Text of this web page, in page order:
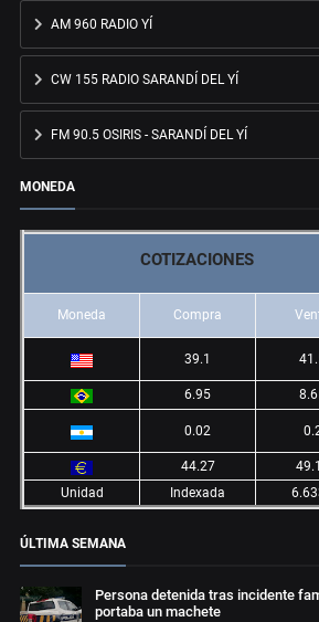
AM 960 RADIO YÍ
CW 155 RADIO SARANDÍ DEL YÍ
FM 90.5 OSIRIS - SARANDÍ DEL YÍ
MONEDA
COTIZACIONES
Moneda Compra
39.1
6.95
0.02
44.27
Unidad
Indexada
ÚLTIMA SEMANA
Persona detenida tras incidente
portaba un machete